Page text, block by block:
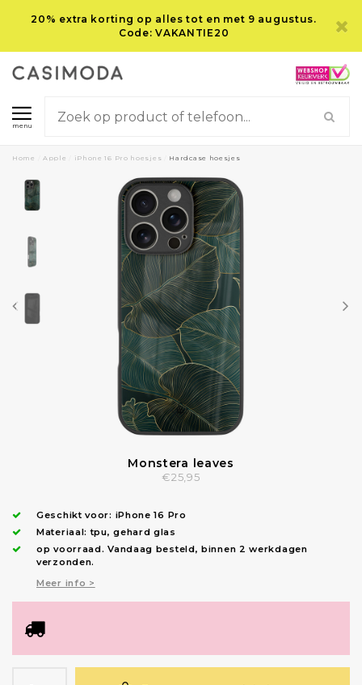
20% extra korting op alles tot en met 9 augustus.
Code: VAKANTIE20
menu
Home Apple iPhone 16 Pro hoesjes Hardcase hoesjes
Monstera leaves
€25,95
Geschikt voor: iPhone 16 Pro
Materiaal: tpu, gehard glas
op voorraad.Vandaag besteld, binnen 2 werkdagen
verzonden.
Meer info >